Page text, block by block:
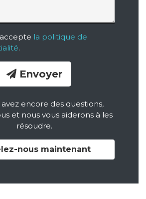
la politique de
.
Envoyer
avez encore des questions,
et nous vous aiderons à les
résoudre.
nous maintenant